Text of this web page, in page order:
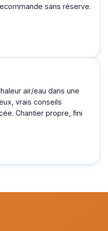
sans réserve.
air/eau dans une
vrais conseils
Chantier propre, fini